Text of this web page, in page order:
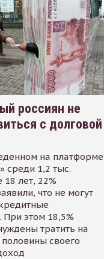
россиян не
с долговой
на платформе
среди 1,2 тыс.
лет, 22%
что не могут
При этом 18,5%
тратить на
своего